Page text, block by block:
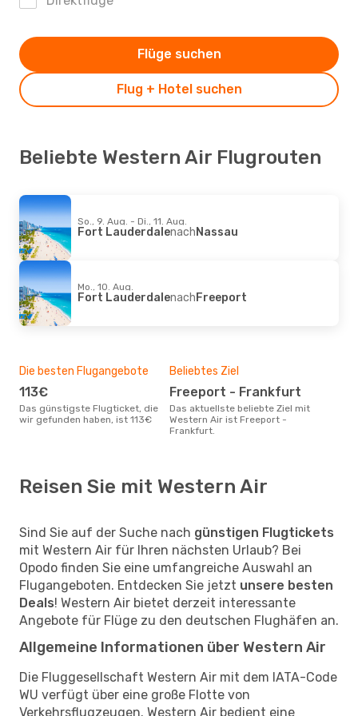
Flug + Hotel suchen
Flüge suchen
Beliebte Western Air Flugrouten
So., 9. Aug. - Di., 11. Aug.
Fort LauderdalenachNassau
Mo., 10. Aug.
Fort LauderdalenachFreeport
Die besten Flugangebote
113€
Das günstigste Flugticket, die
wir gefunden haben, ist 113€
Beliebtes Ziel
Freeport - Frankfurt
Das aktuellste beliebte Ziel mit
Western Air ist Freeport -
Frankfurt.
Reisen Sie mit Western Air
Sind Sie auf der Suche nach günstigen Flugtickets
mit Western Air für Ihren nächsten Urlaub? Bei
Opodo finden Sie eine umfangreiche Auswahl an
Flugangeboten. Entdecken Sie jetzt unsere besten
Deals! Western Air bietet derzeit interessante
Angebote für Flüge zu den deutschen Flughäfen an.
Allgemeine Informationen über Western Air
Die Fluggesellschaft Western Air mit dem IATA-Code
WU verfügt über eine große Flotte von
Verkehrsflugzeugen. Western Air bedient eine